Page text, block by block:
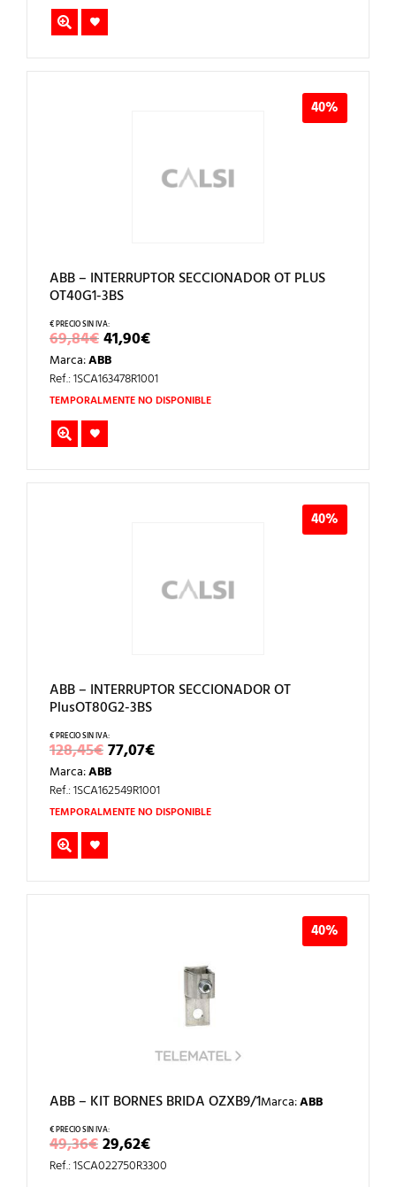
40%
ABB – INTERRUPTOR SECCIONADOR OT PLUS
OT40G1-3BS
69,84€EL
PRECIO
ORIGINAL
ERA:
69,84€.
41,90€EL
PRECIO
ES:
41,90€.
Marca:ABB
Ref.: 1SCA163478R1001
TEMPORALMENTE NO DISPONIBLE
40%
ABB – INTERRUPTOR SECCIONADOR OT
PlusOT80G2-3BS
128,45€EL
PRECIO
ORIGINAL
ERA:
128,45€.
77,07€EL
PRECIO
ES:
77,07€.
Marca:ABB
Ref.: 1SCA162549R1001
TEMPORALMENTE NO DISPONIBLE
40%
ABB – KIT BORNES BRIDA OZXB9/1
49,36€EL
PRECIO
ORIGINAL
29,62€EL
PRECIO
ACTUAL
Marca:ABB
Ref.: 1SCA022750R3300